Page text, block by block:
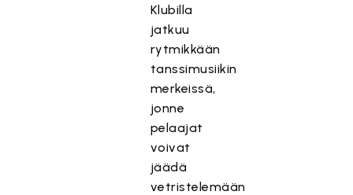
Klubilla
jatkuu
rytmikkään
tanssimusiikin
merkeissä,
jonne
pelaajat
voivat
jäädä
vetristelemään